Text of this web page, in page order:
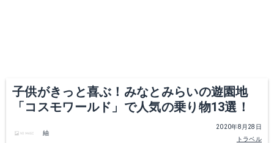
子供がきっと喜ぶ！みなとみらいの遊園地
「コスモワールド」で人気の乗り物13選！
2020年8月28日
トラベル
紬